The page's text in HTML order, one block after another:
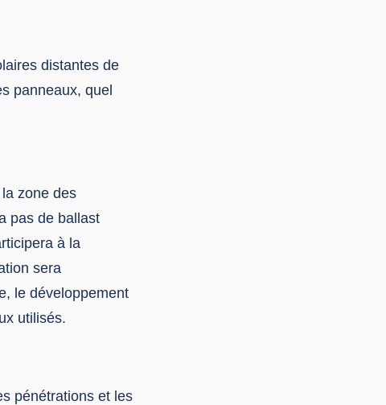
distantes de
panneaux, quel
zone des
pas de ballast
à la
sera
le développement
utilisés.
pénétrations et les